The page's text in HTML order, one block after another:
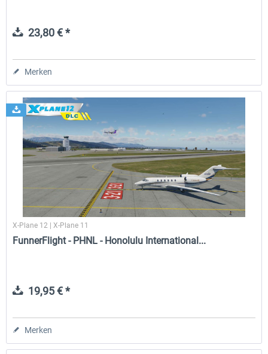
23,80 € *
Merken
X-Plane 12 | X-Plane 11
FunnerFlight - PHNL - Honolulu International...
19,95 € *
Merken